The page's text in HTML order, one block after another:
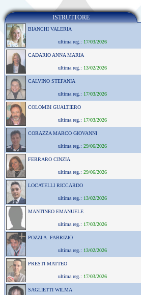
ISTRUTTORE
BIANCHI VALERIA
ultima reg.: 17/03/2026
CADARIO ANNA MARIA
ultima reg.: 13/02/2026
CALVINO STEFANIA
ultima reg.: 17/03/2026
COLOMBI GUALTIERO
ultima reg.: 17/03/2026
CORAZZA MARCO GIOVANNI
ultima reg.: 29/06/2026
FERRARO CINZIA
ultima reg.: 29/06/2026
LOCATELLI RICCARDO
ultima reg.: 13/02/2026
MANTINEO EMANUELE
ultima reg.: 17/03/2026
POZZI A. FABRIZIO
ultima reg.: 13/02/2026
PRESTI MATTEO
ultima reg.: 17/03/2026
SAGLIETTI WILMA